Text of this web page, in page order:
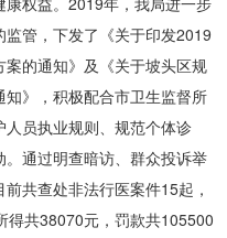
管，下发了《关于印发2019
的通知》及《关于坡头区规
》，积极配合市卫生监督所
员执业规则、规范个体诊
通过明查暗访、群众投诉举
共查处非法行医案件15起，
得共38070元，罚款共105500